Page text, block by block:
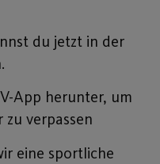
du jetzt in der
App herunter, um
verpassen
eine sportliche